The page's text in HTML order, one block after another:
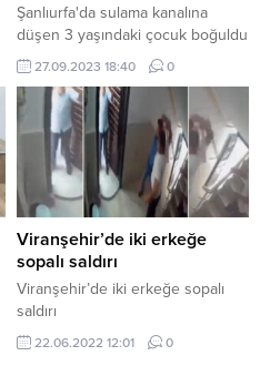
Şanlıurfa'da sulama kanalına
düşen 3 yaşındaki çocuk boğuldu
27.09.2023 18:40 0
Viranşehir’de iki erkeğe
sopalı saldırı
Viranşehir’de iki erkeğe sopalı
saldırı
22.06.2022 12:01 0